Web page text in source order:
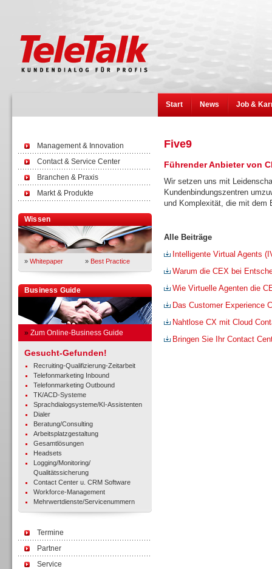
Start News Job &
Management & Innovation
Contact & Service Center
Branchen & Praxis
Markt & Produkte
Wissen
» Whitepaper » Best Practice
Business Guide
» Zum Online-Business Guide
Gesucht-Gefunden!
Recruiting-Qualifizierung-Zeitarbeit
Telefonmarketing Inbound
Telefonmarketing Outbound
TK/ACD-Systeme
Sprachdialogsysteme/KI-Assistenten
Dialer
Beratung/Consulting
Arbeitsplatzgestaltung
Gesamtlösungen
Headsets
Logging/Monitoring/
Qualitätssicherung
Contact Center u. CRM Software
Workforce-Management
Mehrwertdienste/Servicenummern
Termine
Partner
Service
Five9
Führender Anbieter von
Wir setzen uns mit
Kundenbindungszentren
und Komplexität, die mit dem
Alle Beiträge
Intelligente Virtual Agents
Warum die CEX bei
Wie Virtuelle Agenten die
Das Customer Experience
Nahtlose CX mit Cloud
Bringen Sie Ihr Contact